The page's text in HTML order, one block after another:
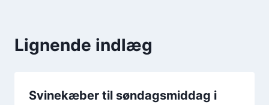
Lignende indlæg
Svinekæber til søndagsmiddag i